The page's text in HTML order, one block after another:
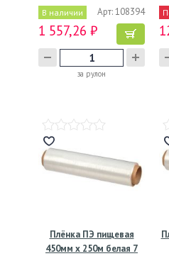
В наличии Арт: 108394
1 557,26 ₽
за рулон
Плёнка ПЭ пищевая
450мм х 250м белая 7